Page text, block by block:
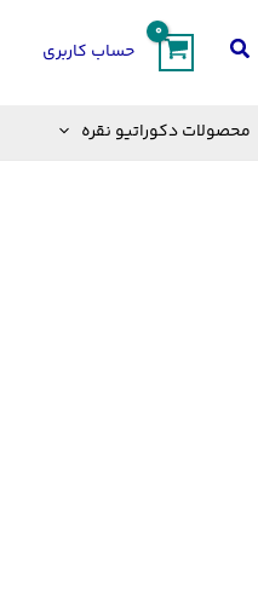
جستجو حساب کاربری
محصولات دکوراتیو نقره